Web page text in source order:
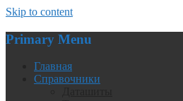
Skip to content
Primary Menu
Главная
Справочники